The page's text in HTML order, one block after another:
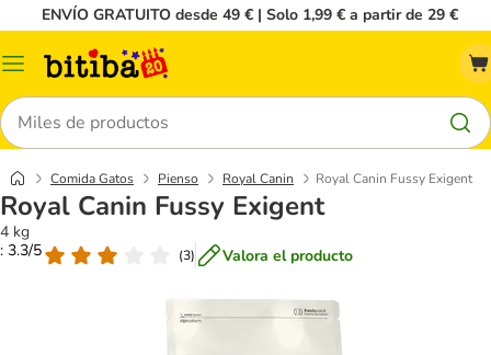
ENVÍO GRATUITO desde 49 € | Solo 1,99 € a partir de 29 €
Menú
Buscar
Comida Gatos Pienso Royal Canin Royal Canin Fussy Exigent
Royal Canin Fussy Exigent
4 kg
: 3.3/5
(3) Valora el producto